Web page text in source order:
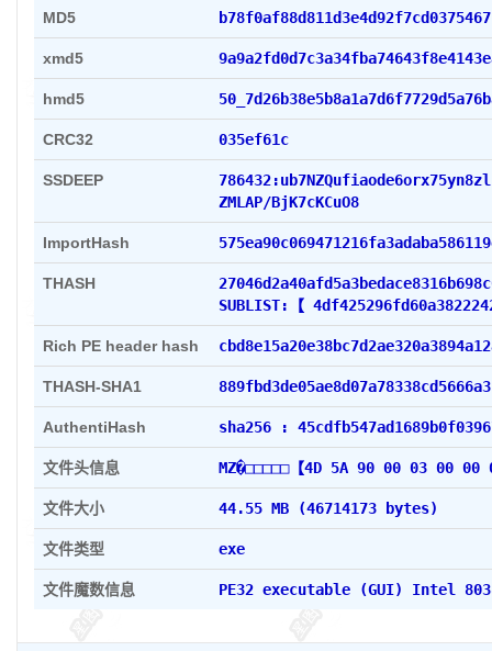
MD5
xmd5
hmd5
CRC32 035ef61c
SSDEEP
ZMLAP/BjK7cKCuO8
ImportHash
THASH
SUBLIST:【
Rich PE header hash
THASH-SHA1
AuthentiHash sha256 :
文件头信息 MZ�□□□□□【4D 5A 90 00 03 00 00
文件大小 44.55 MB (46714173 bytes)
文件类型 exe
文件魔数信息 PE32 executable (GUI) Intel